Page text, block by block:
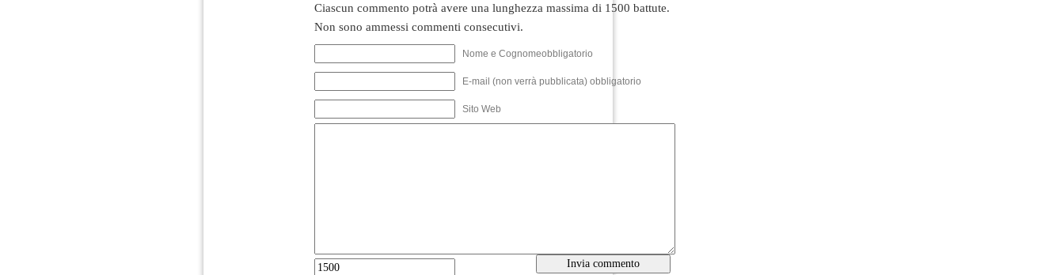
Ciascun commento potrà avere una lunghezza massima di 1500 battute.
Non sono ammessi commenti consecutivi.
Nome e Cognomeobbligatorio
E-mail (non verrà pubblicata) obbligatorio
Sito Web